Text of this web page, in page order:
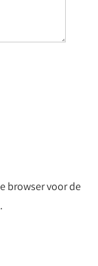
browser voor de